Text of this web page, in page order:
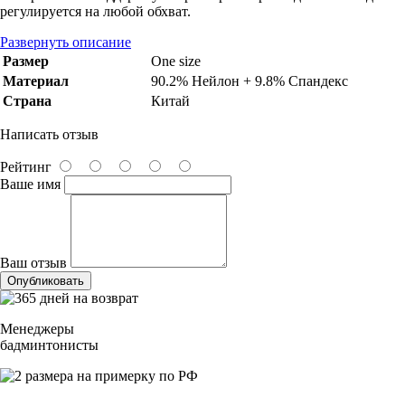
регулируется на любой обхват.
Развернуть описание
Размер
One size
Материал
90.2% Нейлон + 9.8% Спандекс
Страна
Китай
Написать отзыв
Рейтинг
Ваше имя
Ваш отзыв
Опубликовать
Менеджеры
бадминтонисты